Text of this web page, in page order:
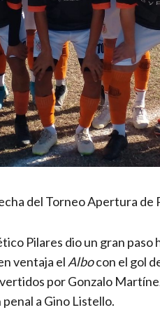
del Torneo Apertura de
Pilares dio un gran
ventaja el Albocon el gol
por Gonzalo
a Gino Listello.